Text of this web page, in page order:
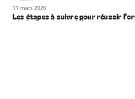
11 mars 2026
Les étapes à suivre pour réussir
séminaire commercial